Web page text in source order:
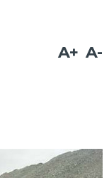
A+ A-